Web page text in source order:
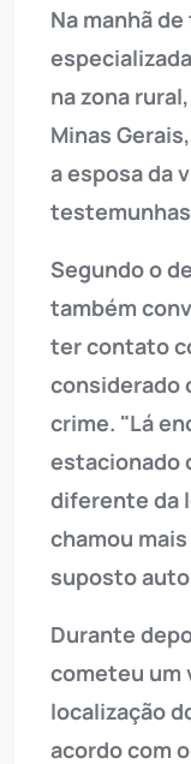
Na manhã
na zona
Minas
a esposa da
Segundo o
também
ter contato
considerado
crime. "Lá
estacionado
diferente da
chamou
suposto
Durante
cometeu um
localização
acordo com